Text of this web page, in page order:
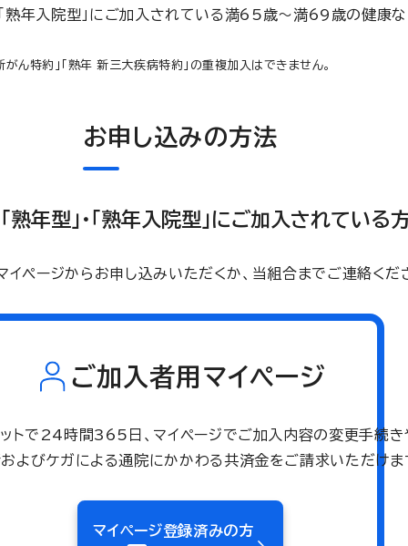
「熟年入院型」にご加入されている満65歳～満69歳の健康な
がん特約」「熟年 新三大疾病特約」の重複加入はできません。
お申し込みの方法
熟年型」・「熟年入院型」にご加入されている
イページからお申し込みいただくか、当組合までご連絡くだ
ご加入者用マイページ
ットで24時間365日、マイページでご加入内容の変更手続き
およびケガによる通院にかかわる共済金をご請求いただけま
マイページ登録済みの方